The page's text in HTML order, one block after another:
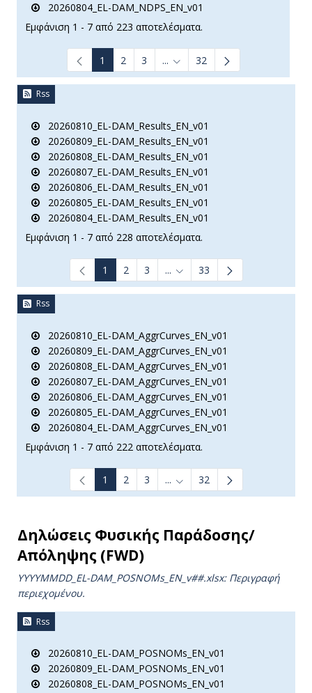
20260804_EL-DAM_NDPS_EN_v01
Εμφάνιση 1 - 7 από 223 αποτελέσματα.
1 2 3 ... Ενδιάμεσες σελίδες Use TAB
32
Rss
20260810_EL-DAM_Results_EN_v01
20260809_EL-DAM_Results_EN_v01
20260808_EL-DAM_Results_EN_v01
20260807_EL-DAM_Results_EN_v01
20260806_EL-DAM_Results_EN_v01
20260805_EL-DAM_Results_EN_v01
20260804_EL-DAM_Results_EN_v01
Εμφάνιση 1 - 7 από 228 αποτελέσματα.
1 2 3 ... Ενδιάμεσες σελίδες Use
33
Rss
20260810_EL-DAM_AggrCurves_EN_v01
20260809_EL-DAM_AggrCurves_EN_v01
20260808_EL-DAM_AggrCurves_EN_v01
20260807_EL-DAM_AggrCurves_EN_v01
20260806_EL-DAM_AggrCurves_EN_v01
20260805_EL-DAM_AggrCurves_EN_v01
20260804_EL-DAM_AggrCurves_EN_v01
Εμφάνιση 1 - 7 από 222 αποτελέσματα.
1 2 3 ... Ενδιάμεσες σελίδες Use
32
Δηλώσεις Φυσικής Παράδοσης/
Απόληψης (FWD)
YYYYMMDD_EL-DAM_POSNOMs_ΕΝ_v##.xlsx: Περιγραφή
περιεχομένου.
Rss
20260810_EL-DAM_POSNOMs_EN_v01
20260809_EL-DAM_POSNOMs_EN_v01
20260808_EL-DAM_POSNOMs_EN_v01